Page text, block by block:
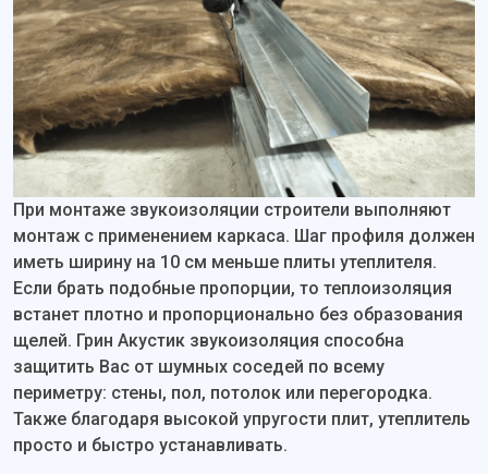
При монтаже звукоизоляции строители выполняют
монтаж с применением каркаса. Шаг профиля должен
иметь ширину на 10 см меньше плиты утеплителя.
Если брать подобные пропорции, то теплоизоляция
встанет плотно и пропорционально без образования
щелей. Грин Акустик звукоизоляция способна
защитить Вас от шумных соседей по всему
периметру: стены, пол, потолок или перегородка.
Также благодаря высокой упругости плит, утеплитель
просто и быстро устанавливать.